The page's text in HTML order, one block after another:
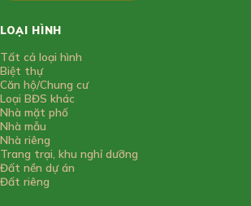
LOẠI HÌNH
Tất cả loại hình
Biệt thự
Căn hộ/Chung cư
Loại BĐS khác
Nhà mặt phố
Nhà mẫu
Nhà riêng
Trang trại, khu nghỉ dưỡng
Đất nền dự án
Đất riêng